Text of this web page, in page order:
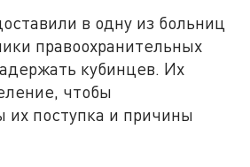
в одну из больниц
правоохранительных
кубинцев. Их
чтобы
их поступка и причины